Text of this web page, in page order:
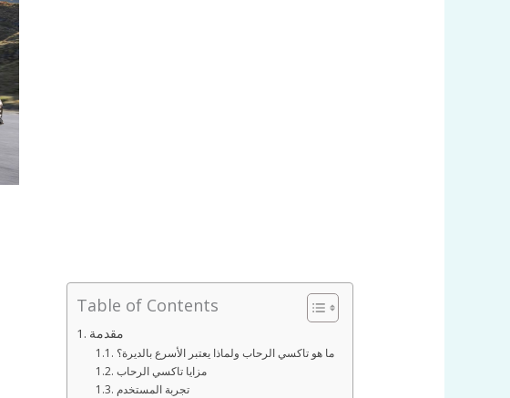
Table of Contents
مقدمة
ما هو تاكسي الرحاب ولماذا يعتبر الأسرع بالديرة؟
مزايا تاكسي الرحاب
تجربة المستخدم